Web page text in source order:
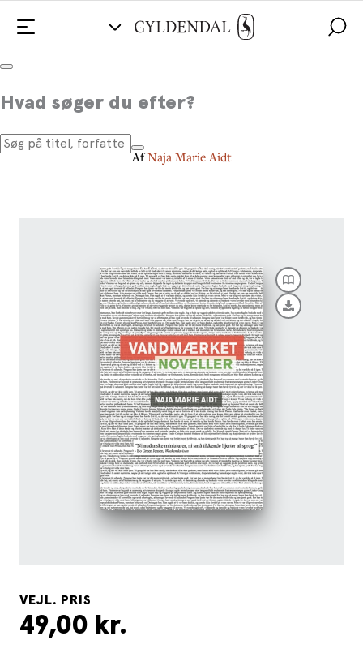
Hvad søger du efter?
Vandmærket
AfNaja Marie Aidt
VEJL. PRIS
49,00 kr.